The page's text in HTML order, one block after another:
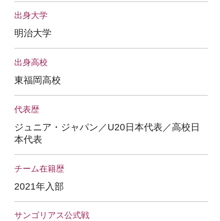
出身大学
明治大学
出身高校
東福岡高校
代表歴
ジュニア・ジャパン／U20日本代表／高校日
本代表
チーム在籍歴
2021年入部
サンゴリアス公式戦